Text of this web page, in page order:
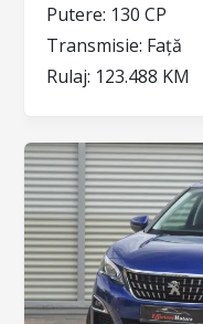
Putere: 130 CP
Transmisie: Față
Rulaj: 123.488 KM